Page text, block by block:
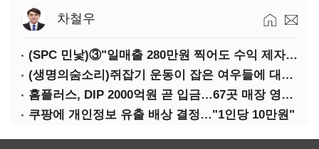
차철우
(SPC 민낯)③"일매출 280만원 찍어도 수익 제자리"…점주 울리는 '상시 할인'
(생명의숨소리)쥐잡기 운동이 잡은 여우들에 대하여
홈플러스, DIP 2000억원 곧 입금…67곳 매장 영업 재개 예정
쿠팡에 개인정보 유출 배상 결정…"1인당 10만원"